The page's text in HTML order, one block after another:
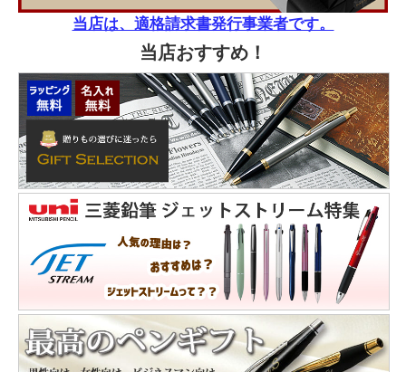
当店は、適格請求書発行事業者です。
当店おすすめ！